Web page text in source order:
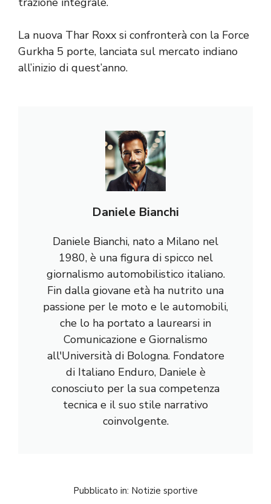
La nuova Thar Roxx si confronterà con la Force
Gurkha 5 porte, lanciata sul mercato indiano
all’inizio di quest’anno.
Daniele Bianchi
Daniele Bianchi, nato a Milano nel
1980, è una figura di spicco nel
giornalismo automobilistico italiano.
Fin dalla giovane età ha nutrito una
passione per le moto e le automobili,
che lo ha portato a laurearsi in
Comunicazione e Giornalismo
all'Università di Bologna. Fondatore
di Italiano Enduro, Daniele è
conosciuto per la sua competenza
tecnica e il suo stile narrativo
coinvolgente.
Pubblicato in: Notizie sportive